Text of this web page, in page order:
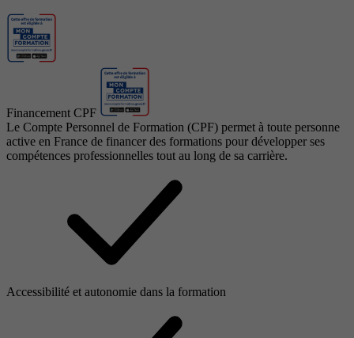
Financement CPF
Le Compte Personnel de Formation (CPF) permet à toute personne
active en France de financer des formations pour développer ses
compétences professionnelles tout au long de sa carrière.
Accessibilité et autonomie dans la formation